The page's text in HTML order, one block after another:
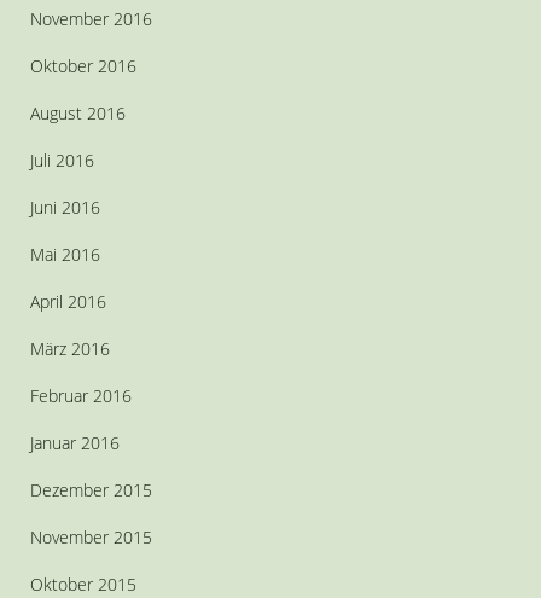
November 2016
Oktober 2016
August 2016
Juli 2016
Juni 2016
Mai 2016
April 2016
März 2016
Februar 2016
Januar 2016
Dezember 2015
November 2015
Oktober 2015